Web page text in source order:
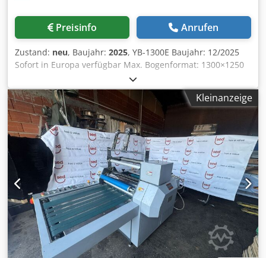
Heizzylinder getrocknet oder die bereits mit Klebstoff
beschichtete Folie wird in den Laminierzylinder abgerollt.
erhitzt. Unter dem Laminierzylinder wird das Papier mit
der Folie verbunden. Dies geschieht durch Temperatur
und Druck, die von der unteren Gummiwalze erzeugt
werden, die Folie und Papier gegen den Laminierzylinder
drückt. Im Aufwickelbereich wird das laminierte Band auf
einen Kern auf einer Welle gewickelt und kann dann zu
nachfolgenden Produktionsprozessen transportiert
werden. SDFM-1100 Spezifikation Maximale Rollenbreite
1100 mm Maximaler Rollendurchmesser 1100 mm
Papiergewicht 80 - 500 g/m2 Filmdicke 10-50 Mikrometer
Arbeitsgeschwindigkeit 10 - 65 m/min Elektrische
Spannung 380V 50Hz Dcsdpfsvy Aipox Abtjk
Gesamtleistung 78 kW Maximale Leistungsaufnahme 30
kW Gesamtgewicht 8000 kg Maschinenabmessungen
10130×2130×2960 mm
Preisinfo Anrufen
Zustand: neu, Baujahr: 2025, YB-1300E Baujahr: 12/2025
Sofort in Europa verfügbar Max. Bogenformat: 1300×1250
mm Dcedpfsy Iycuox Abtok Min. Bogenformat: 400×400
mm Oberbogenstärke: 150–600 g/m² Unterbogenstärke: A,
B, C, E, F (Wellpappe), (Industriekarton) Max.
Geschwindigkeit: 6.000 Bögen/Stunde Abmessungen:
11,5×2×2,4 m Maschinengewicht: 5.000 kg
Leistungsaufnahme: 10 kW / 380 V
Kleinanzeige